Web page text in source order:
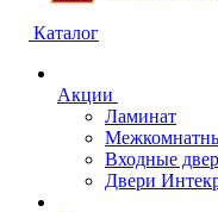
Каталог
Акции
Ламинат
Входные
Двери